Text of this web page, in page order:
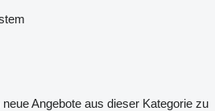
Angebote aus dieser Kategorie zu